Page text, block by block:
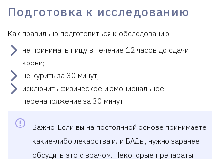
Подготовка к исследованию
Как правильно подготовиться к обследованию:
не принимать пищу в течение 12 часов до сдачи
крови;
не курить за 30 минут;
исключить физическое и эмоциональное
перенапряжение за 30 минут.
Важно! Если вы на постоянной основе принимаете
какие-либо лекарства или БАДы, нужно заранее
обсудить это с врачом. Некоторые препараты